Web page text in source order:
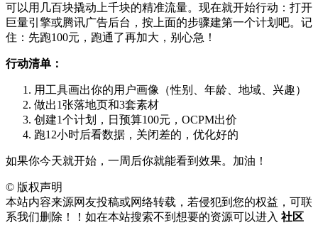
可以用几百块撬动上千块的精准流量。现在就开始行动：打开
巨量引擎或腾讯广告后台，按上面的步骤建第一个计划吧。记
住：先跑100元，跑通了再加大，别心急！
行动清单：
用工具画出你的用户画像（性别、年龄、地域、兴趣）
做出1张落地页和3套素材
创建1个计划，日预算100元，OCPM出价
跑12小时后看数据，关闭差的，优化好的
如果你今天就开始，一周后你就能看到效果。加油！
© 版权声明
本站内容来源网友投稿或网络转载，若侵犯到您的权益，可联
系我们删除！！如在本站搜索不到想要的资源可以进入 社区